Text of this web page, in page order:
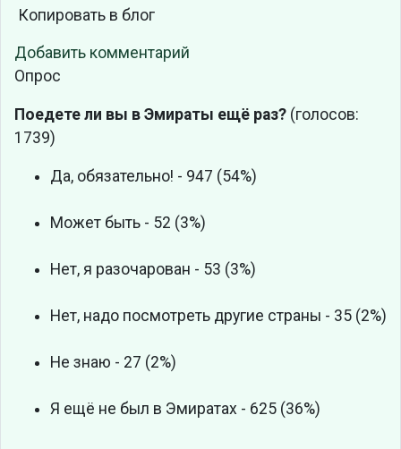
Копировать в блог
Добавить комментарий
Опрос
Поедете ли вы в Эмираты ещё раз? (голосов:
1739)
Да, обязательно! - 947 (54%)
Может быть - 52 (3%)
Нет, я разочарован - 53 (3%)
Нет, надо посмотреть другие страны - 35 (2%)
Не знаю - 27 (2%)
Я ещё не был в Эмиратах - 625 (36%)